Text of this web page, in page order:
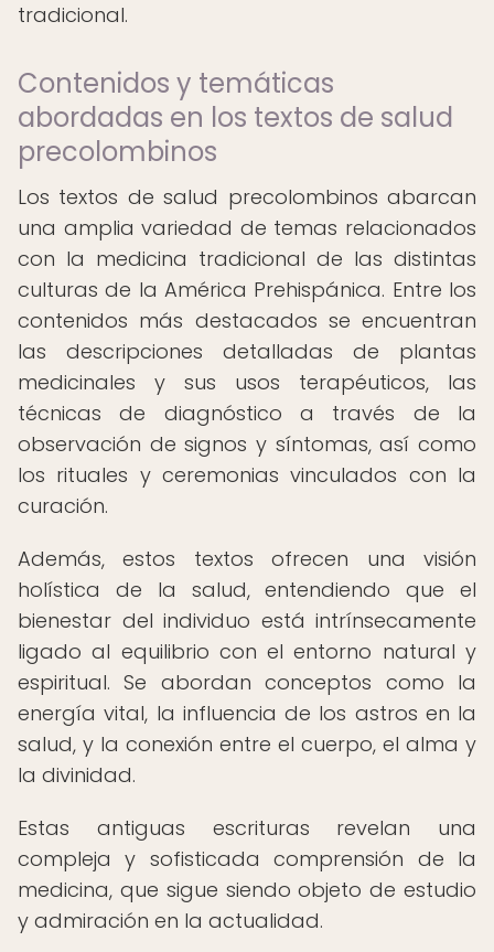
tradicional.
Contenidos y temáticas
abordadas en los textos de salud
precolombinos
Los textos de salud precolombinos abarcan
una amplia variedad de temas relacionados
con la medicina tradicional de las distintas
culturas de la América Prehispánica. Entre los
contenidos más destacados se encuentran
las descripciones detalladas de plantas
medicinales y sus usos terapéuticos, las
técnicas de diagnóstico a través de la
observación de signos y síntomas, así como
los rituales y ceremonias vinculados con la
curación.
Además, estos textos ofrecen una visión
holística de la salud, entendiendo que el
bienestar del individuo está intrínsecamente
ligado al equilibrio con el entorno natural y
espiritual. Se abordan conceptos como la
energía vital, la influencia de los astros en la
salud, y la conexión entre el cuerpo, el alma y
la divinidad.
Estas antiguas escrituras revelan una
compleja y sofisticada comprensión de la
medicina, que sigue siendo objeto de estudio
y admiración en la actualidad.